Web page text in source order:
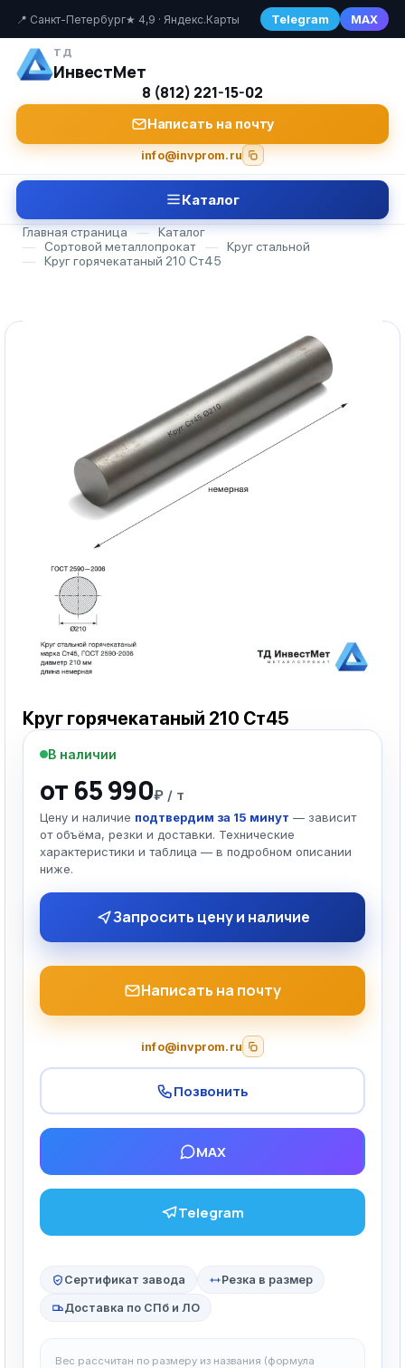
📍 Санкт-Петербург★ 4,9 · Яндекс.Карты Telegram MAX
ТД
ИнвестМет
8 (812) 221-15-02
Написать на почту
info@invprom.ru
Каталог
Главная страница —
Каталог
—
Сортовой металлопрокат —
Круг стальной
—
Круг горячекатаный 210 Ст45
Круг горячекатаный 210 Ст45
В наличии
от 65 990₽ / т
Цену и наличие подтвердим за 15 минут — зависит
от объёма, резки и доставки. Технические
характеристики и таблица — в подробном описании
ниже.
Запросить цену и наличие
Написать на почту
info@invprom.ru
Позвонить
MAX
Telegram
Сертификат завода Резка в размер
Доставка по СПб и ЛО
Вес рассчитан по размеру из названия (формула